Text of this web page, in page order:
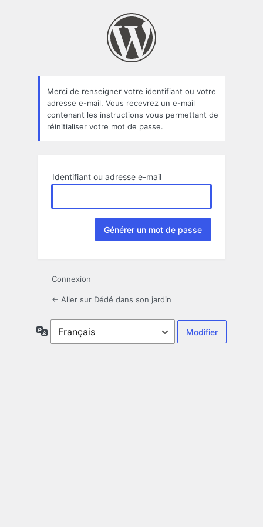
oublié
Merci de renseigner votre identifiant ou votre
adresse e-mail. Vous recevrez un e-mail
contenant les instructions vous permettant de
réinitialiser votre mot de passe.
Identifiant ou adresse e-mail
Connexion
← Aller sur Dédé dans son jardin
Langue